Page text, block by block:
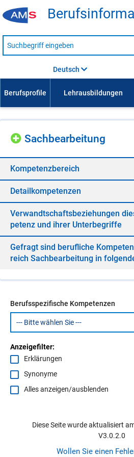
Suche
nach
Deutsch
Sach­be­ar­bei­tung
Kom­pe­tenz­be­reich
De­tail­kom­pe­ten­zen
Ver­wandt­schafts­be­zie­hun­gen
pe­tenz und ih­rer Un­ter­be­grif­fe
Ge­fragt sind be­ruf­li­che
reich Sach­be­ar­bei­tung in
Berufsspezifische Kompetenzen
Anzeigefilter:
Erklärungen
Synonyme
Alles anzeigen/ausblenden
Diese Seite wurde aktualisiert
V3.0.2.0
Wollen Sie einen